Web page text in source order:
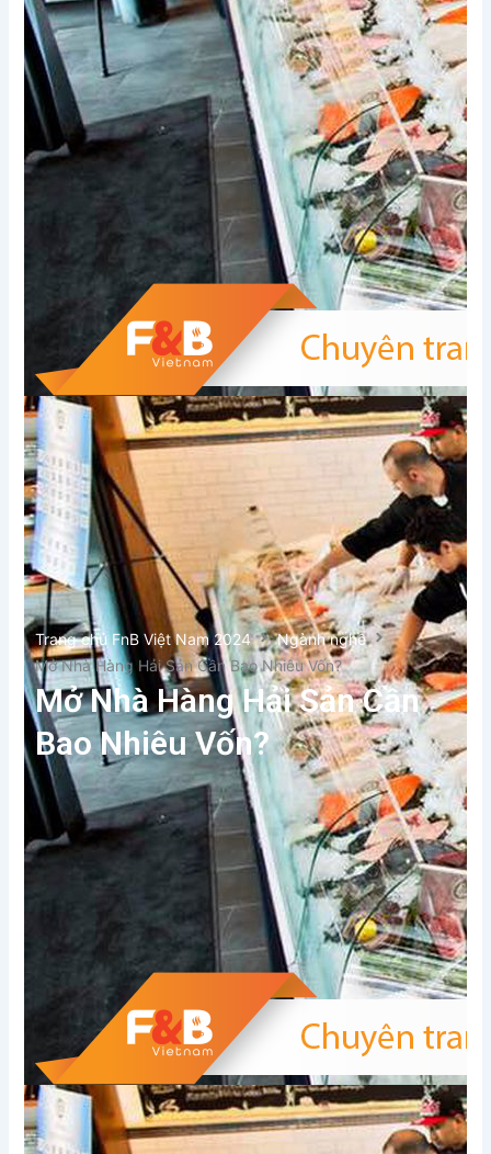
Xem thêm
Trang chủ FnB Việt Nam 2024
Ngành nghề
Mở Nhà Hàng Hải Sản Cần Bao Nhiêu Vốn?
Mở Nhà Hàng Hải Sản Cần
Bao Nhiêu Vốn?